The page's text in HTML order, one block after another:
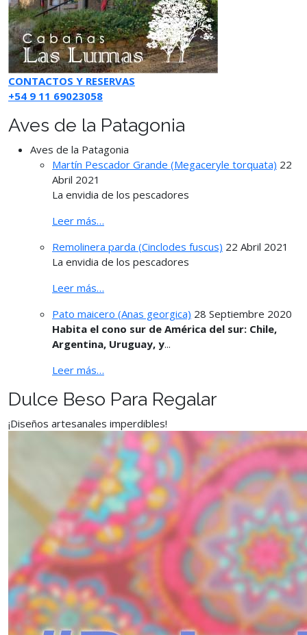
CONTACTOS Y RESERVAS
+54 9 11 69023058
Aves de la Patagonia
Aves de la Patagonia
Martín Pescador Grande (Megaceryle torquata) 22
Abril 2021
La envidia de los pescadores
Leer más…
Remolinera parda (Cinclodes fuscus) 22 Abril 2021
La envidia de los pescadores
Leer más…
Pato maicero (Anas georgica) 28 Septiembre 2020
Habita el cono sur de América del sur: Chile,
Argentina, Uruguay, y...
Leer más…
Dulce Beso Para Regalar
¡Diseños artesanales imperdibles!